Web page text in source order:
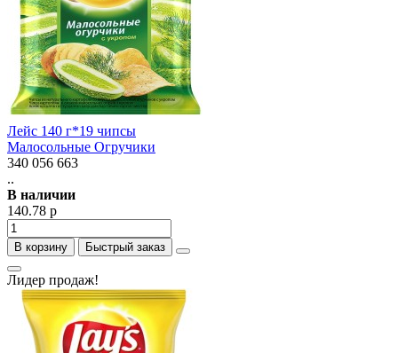
Лейс 140 г*19 чипсы
Малосольные Огручики
340 056 663
..
В наличии
140.78 р
В корзину Быстрый заказ
Лидер продаж!